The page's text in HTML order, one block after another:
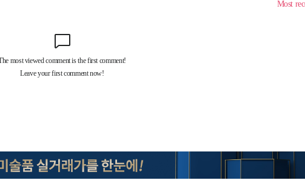
증시 혼조 마감 다
기가 매우 어려워"
란 외무부 대변인
정웅인 첫째 딸, 연기자 지
망…또 배우 꿈꾸는 스타